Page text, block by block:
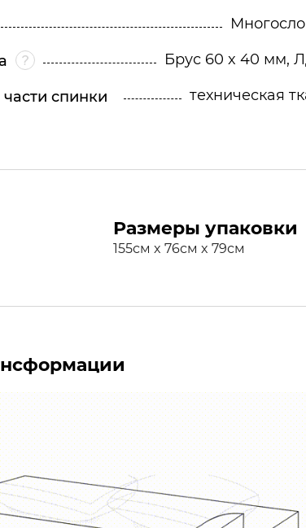
Брус 60 x 40 мм,
спинки техническая
Размеры упаковки
155см x 76см x 79см